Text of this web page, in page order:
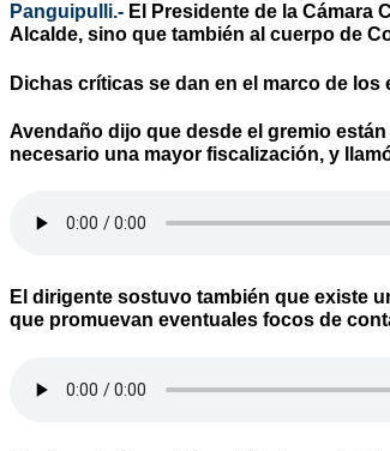
Panguipulli.- El Presidente de la Cámara
Alcalde, sino que también al cuerpo de
Dichas críticas se dan en el marco de
Avendaño dijo que desde el gremio
necesario una mayor fiscalización, y
El dirigente sostuvo también que existe
que promuevan eventuales focos de